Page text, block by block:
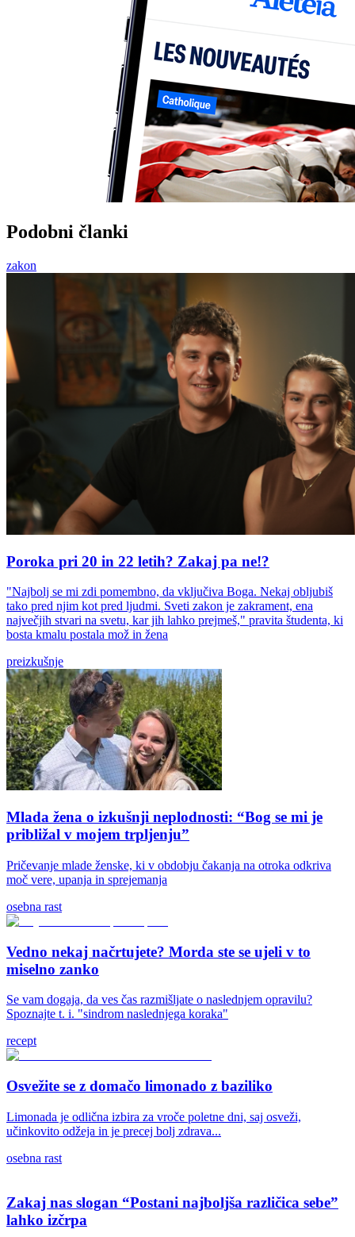
Podobni članki
zakon
Poroka pri 20 in 22 letih? Zakaj pa ne!?
"Najbolj se mi zdi pomembno, da vključiva Boga. Nekaj obljubiš
tako pred njim kot pred ljudmi. Sveti zakon je zakrament, ena
največjih stvari na svetu, kar jih lahko prejmeš," pravita študenta, ki
bosta kmalu postala mož in žena
preizkušnje
Mlada žena o izkušnji neplodnosti: “Bog se mi je
približal v mojem trpljenju”
Pričevanje mlade ženske, ki v obdobju čakanja na otroka odkriva
moč vere, upanja in sprejemanja
osebna rast
Vedno nekaj načrtujete? Morda ste se ujeli v to
miselno zanko
Se vam dogaja, da ves čas razmišljate o naslednjem opravilu?
Spoznajte t. i. "sindrom naslednjega koraka"
recept
Osvežite se z domačo limonado z baziliko
Limonada je odlična izbira za vroče poletne dni, saj osveži,
učinkovito odžeja in je precej bolj zdrava...
osebna rast
Zakaj nas slogan “Postani najboljša različica sebe”
lahko izčrpa